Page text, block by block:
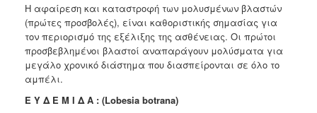
Η αφαίρεση και καταστροφή των μολυσμένων βλαστών
(πρώτες προσβολές), είναι καθοριστικής σημασίας για
τον περιορισμό της εξέλιξης της ασθένειας. Οι πρώτοι
προσβεβλημένοι βλαστοί αναπαράγουν μολύσματα για
μεγάλο χρονικό διάστημα που διασπείρονται σε όλο το
αμπέλι.
Ε Υ Δ Ε Μ Ι Δ Α : (Lobesia botrana)